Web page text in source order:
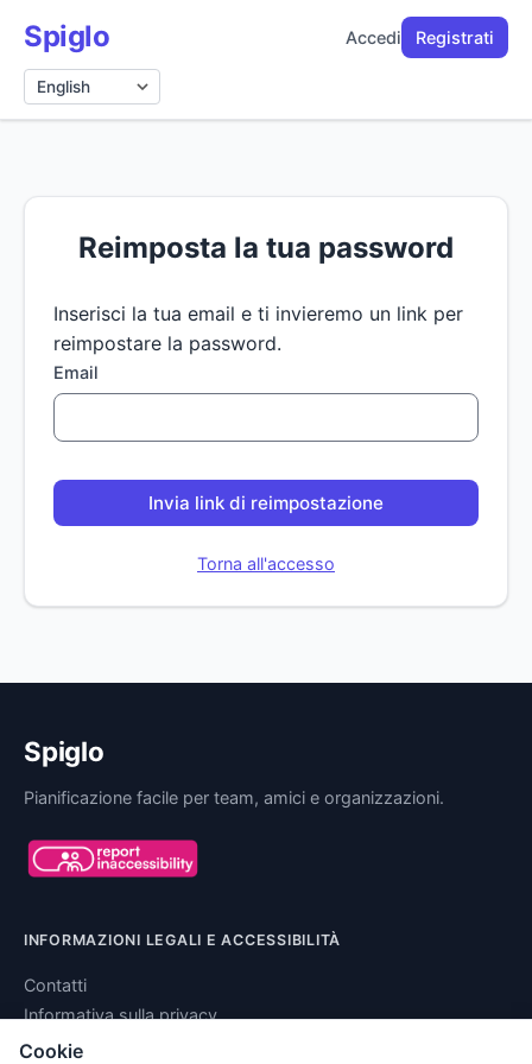
Cookie
Spiglo Accedi Registrati
Lingua
Reimposta la tua password
Inserisci la tua email e ti invieremo un link per
reimpostare la password.
Email
Invia link di reimpostazione
Torna all'accesso
Spiglo
Pianificazione facile per team, amici e organizzazioni.
INFORMAZIONI LEGALI E ACCESSIBILITÀ
Contatti
Informativa sulla privacy
Termini di servizio